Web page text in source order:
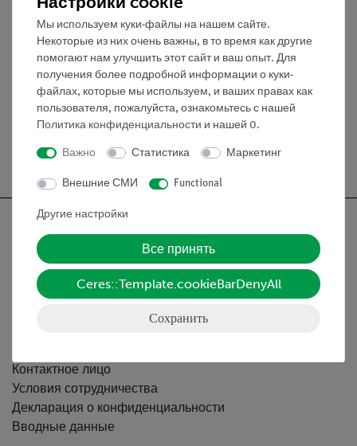
Диаметр контактной площадки: 2 мм
Размер (мм): 55 x 55 x 30
Сопротивление контакта: 0.02 Ом
Макс. мощность: 25 Вт
Бесплатная доставка от 300,- €
Nach oben
Контактное лицо
Условия сотрудничества
Декларация о конфиденциальности
Вводные данные
Мы используем куки-файлы на нашем сайте.
Некоторые из них очень важны, в то время как другие
помогают нам улучшить этот сайт и ваш опыт. Для
получения более подробной информации о куки-
файлах, которые мы используем, и ваших правах как
пользователя, пожалуйста, ознакомьтесь с нашей
Политика конфиденциальности и нашей 0.
Важно Статистика Маркетинг
Внешние СМИ Functional
Другие настройки
Все принять
Ceres::Template.cookieBarDenyAll
Сохранить